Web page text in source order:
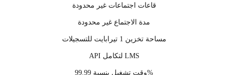
قاعات اجتماعات غير محدودة
مدة الاجتماع غير محدودة
مساحة تخزين 1 تيرابايت للتسجيلات
API لتكامل LMS
وقت تشغيل بنسبة 99.99%